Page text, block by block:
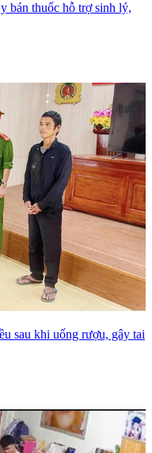
bán thuốc hỗ trợ sinh lý,
sau khi uống rượu, gây tai